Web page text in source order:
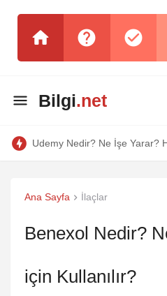
Bilgi.net
Ana Sayfa İlaçlar
Benexol Nedir?
için Kullanılır?